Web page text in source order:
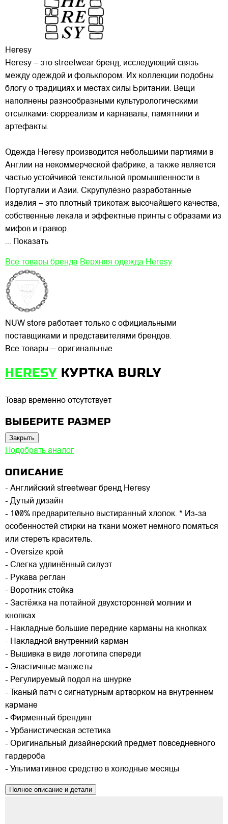
Heresy
Heresy – это streetwear бренд, исследующий связь
между одеждой и фольклором. Их коллекции подобны
блогу о традициях и местах силы Британии. Вещи
наполнены разнообразными культурологическими
отсылками: сюрреализм и карнавалы, памятники и
артефакты.
Одежда Heresy производится небольшими партиями в
Англии на некоммерческой фабрике, а также является
частью устойчивой текстильной промышленности в
Португалии и Азии. Скрупулёзно разработанные
изделия – это плотный трикотаж высочайшего качества,
собственные лекала и эффектные принты с образами из
мифов и гравюр.
... Показать
Все товары бренда Верхняя одежда Heresy
NUW store работает только с официальными
поставщиками и представителями брендов.
Все товары — оригинальные.
HERESY КУРТКА BURLY
Товар временно отсутствует
ВЫБЕРИТЕ РАЗМЕР
Закрыть
Подобрать аналог
ОПИСАНИЕ
- Английский streetwear бренд Heresy
- Дутый дизайн
- 100% предварительно выстиранный хлопок. * Из-за
особенностей стирки на ткани может немного помяться
или стереть краситель.
- Oversize крой
- Слегка удлинённый силуэт
- Рукава реглан
- Воротник стойка
- Застёжка на потайной двухсторонней молнии и
кнопках
- Накладные большие передние карманы на кнопках
- Накладной внутренний карман
- Вышивка в виде логотипа спереди
- Эластичные манжеты
- Регулируемый подол на шнурке
- Тканый патч с сигнатурным артворком на внутреннем
кармане
- Фирменный брендинг
- Урбанистическая эстетика
- Оригинальный дизайнерский предмет повседневного
гардероба
- Ультимативное средство в холодные месяцы
Полное описание и детали